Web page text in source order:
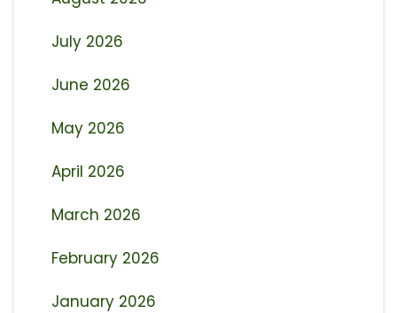
July 2026
June 2026
May 2026
April 2026
March 2026
February 2026
January 2026